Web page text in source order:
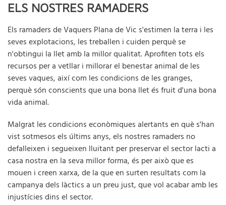
ELS NOSTRES RAMADERS
Els ramaders de Vaquers Plana de Vic s'estimen la terra i les
seves explotacions, les treballen i cuiden perquè se
n'obtingui la llet amb la millor qualitat. Aprofiten tots els
recursos per a vetllar i millorar el benestar animal de les
seves vaques, així com les condicions de les granges,
perquè són conscients que una bona llet és fruit d'una bona
vida animal.
Malgrat les condicions econòmiques alertants en què s'han
vist sotmesos els últims anys, els nostres ramaders no
defalleixen i segueixen lluitant per preservar el sector lacti a
casa nostra en la seva millor forma, és per això que es
mouen i creen xarxa, de la que en surten resultats com la
campanya dels làctics a un preu just, que vol acabar amb les
injustícies dins el sector.